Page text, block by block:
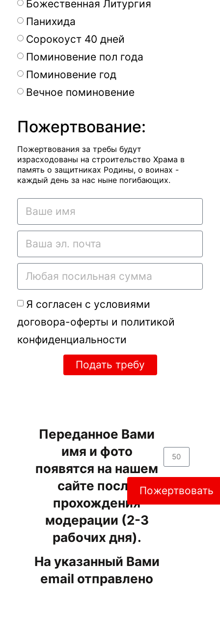
Божественная Литургия
Панихида
Сорокоуст 40 дней
Поминовение пол года
Поминовение год
Вечное поминовение
Пожертвование:
Пожертвования за требы будут
израсходованы на строительство Храма в
память о защитниках Родины, о воинах -
каждый день за нас ныне погибающих.
Я согласен с условиями
договора-оферты и политикой
конфиденциальности
Подать требу
Переданное Вами
имя и фото
появятся на нашем
сайте после
прохождения
модерации (2-3
рабочих дня).
На указанный Вами
email отправлено
Пожертвовать